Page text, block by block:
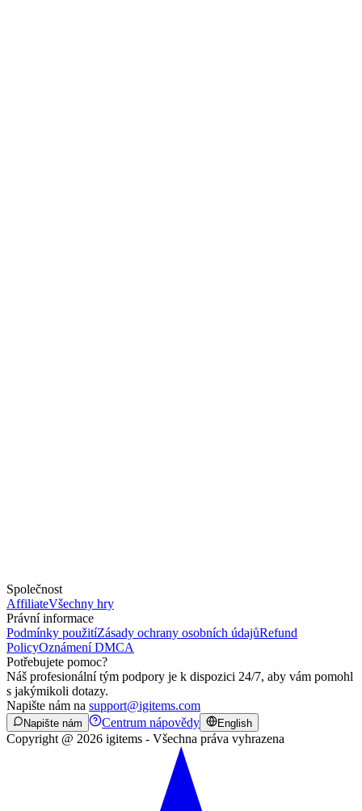
Společnost
AffiliateVšechny hry
Právní informace
Podmínky použitíZásady ochrany osobních údajůRefund
PolicyOznámení DMCA
Potřebujete pomoc?
Náš profesionální tým podpory je k dispozici 24/7, aby vám pomohl
s jakýmikoli dotazy.
Napište nám na support@igitems.com
Napište nám Centrum nápovědy English
Copyright @ 2026 igitems - Všechna práva vyhrazena